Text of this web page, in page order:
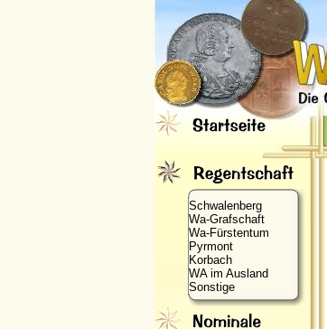
Schwalenberg
Wa-Grafschaft
Wa-Fürstentum
Pyrmont
Korbach
WA im Ausland
Sonstige